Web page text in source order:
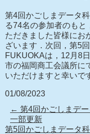
第4回かごしまデータ
る74名の参加者のも
ただきました皆様にお
ざいます．次回，第5
FUKUOKAは，12月8
市の福岡商工会議所に
いただけますと幸いで
01/08/2023
← 第4回かごしまデ
一部更新
第5回かごしまデータ